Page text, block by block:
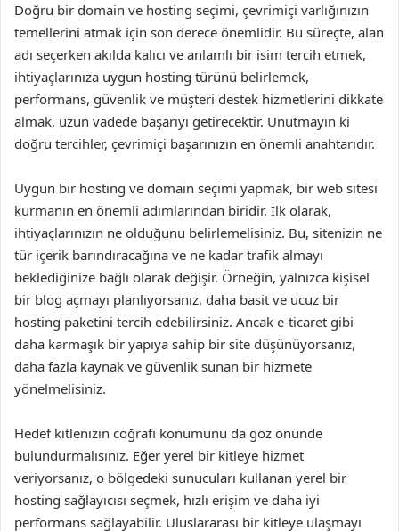
Doğru bir domain ve hosting seçimi, çevrimiçi varlığınızın
temellerini atmak için son derece önemlidir. Bu süreçte, alan
adı seçerken akılda kalıcı ve anlamlı bir isim tercih etmek,
ihtiyaçlarınıza uygun hosting türünü belirlemek,
performans, güvenlik ve müşteri destek hizmetlerini dikkate
almak, uzun vadede başarıyı getirecektir. Unutmayın ki
doğru tercihler, çevrimiçi başarınızın en önemli anahtarıdır.
Uygun bir hosting ve domain seçimi yapmak, bir web sitesi
kurmanın en önemli adımlarından biridir. İlk olarak,
ihtiyaçlarınızın ne olduğunu belirlemelisiniz. Bu, sitenizin ne
tür içerik barındıracağına ve ne kadar trafik almayı
beklediğinize bağlı olarak değişir. Örneğin, yalnızca kişisel
bir blog açmayı planlıyorsanız, daha basit ve ucuz bir
hosting paketini tercih edebilirsiniz. Ancak e-ticaret gibi
daha karmaşık bir yapıya sahip bir site düşünüyorsanız,
daha fazla kaynak ve güvenlik sunan bir hizmete
yönelmelisiniz.
Hedef kitlenizin coğrafi konumunu da göz önünde
bulundurmalısınız. Eğer yerel bir kitleye hizmet
veriyorsanız, o bölgedeki sunucuları kullanan yerel bir
hosting sağlayıcısı seçmek, hızlı erişim ve daha iyi
performans sağlayabilir. Uluslararası bir kitleye ulaşmayı